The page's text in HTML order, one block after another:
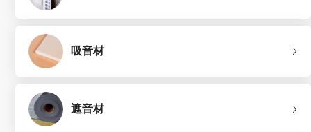
吸音材
遮音材